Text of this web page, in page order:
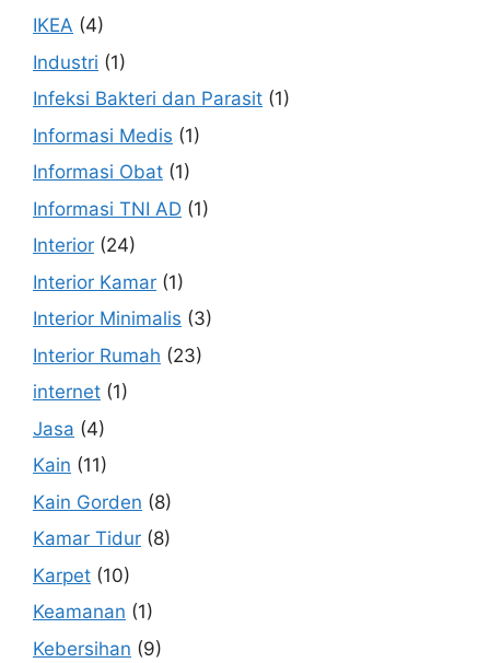
IKEA (4)
Industri (1)
Infeksi Bakteri dan Parasit (1)
Informasi Medis (1)
Informasi Obat (1)
Informasi TNI AD (1)
Interior (24)
Interior Kamar (1)
Interior Minimalis (3)
Interior Rumah (23)
internet (1)
Jasa (4)
Kain (11)
Kain Gorden (8)
Kamar Tidur (8)
Karpet (10)
Keamanan (1)
Kebersihan (9)